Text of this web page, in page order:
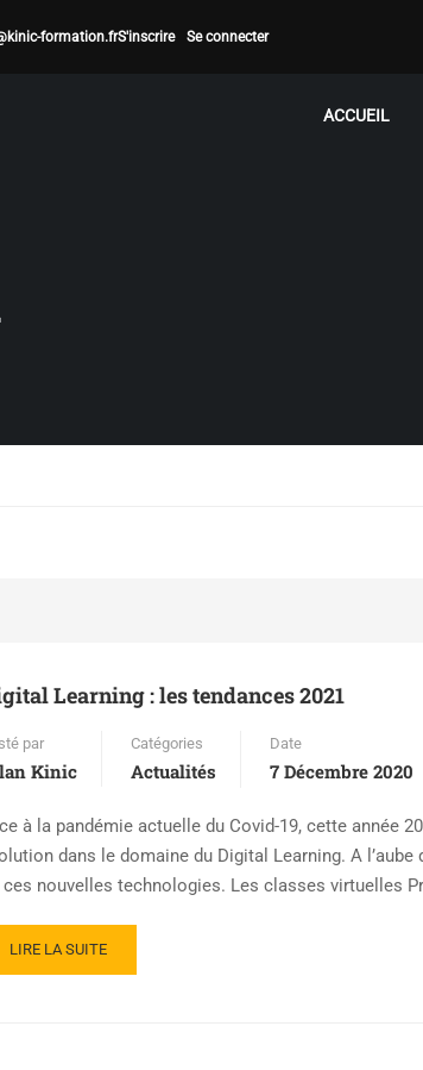
formation.frS'inscrire Se connecter
ACCUEIL
Learning : les tendances 2021
par
Kinic
Catégories
Actualités
Date
7 Décembre 2020
à la pandémie actuelle du Covid-19, cette année
dans le domaine du Digital Learning. A l’aube
ces nouvelles technologies. Les classes virtuelles
LIRE LA SUITE